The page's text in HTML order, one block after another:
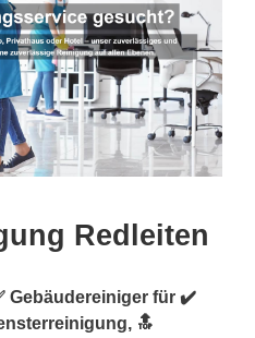
Redleiten
Gebäudereiniger für ✔️
🔝